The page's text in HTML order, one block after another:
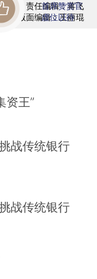
责任编辑：蒋飞
版面编辑：王丽琨
首席赞赏官
虚位以待
资王”
战传统银行
战传统银行